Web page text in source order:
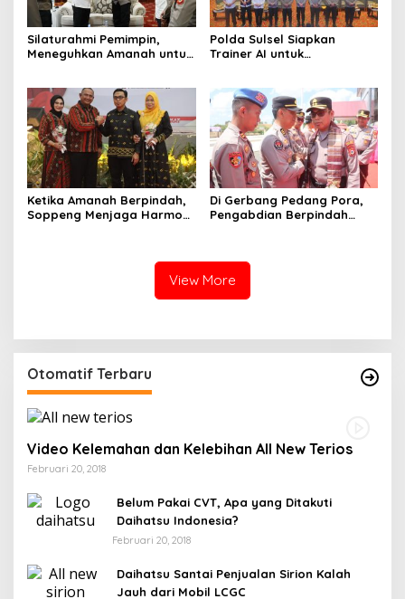
Silaturahmi Pemimpin,
Meneguhkan Amanah untuk
Polda Sulsel Siapkan
Trainer AI untuk
Ketika Amanah Berpindah,
Soppeng Menjaga Harmoni
Di Gerbang Pedang Pora,
Pengabdian Berpindah
View More
Otomatif Terbaru
Video Kelemahan dan Kelebihan All New Terios
Februari 20, 2018
Belum Pakai CVT, Apa yang Ditakuti
Daihatsu Indonesia?
Februari 20, 2018
Daihatsu Santai Penjualan Sirion Kalah
Jauh dari Mobil LCGC